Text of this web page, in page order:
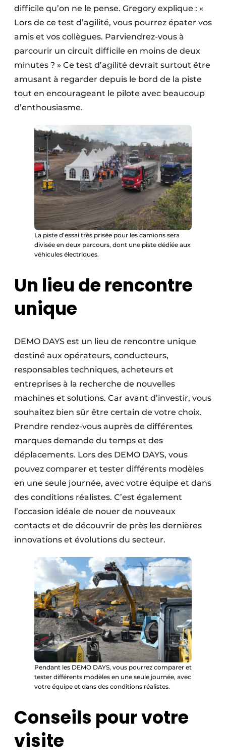
difficile qu’on ne le pense. Gregory explique : «
Lors de ce test d’agilité, vous pourrez épater vos
amis et vos collègues. Parviendrez-vous à
parcourir un circuit difficile en moins de deux
minutes ? » Ce test d’agilité devrait surtout être
amusant à regarder depuis le bord de la piste
tout en encourageant le pilote avec beaucoup
d’enthousiasme.
La piste d’essai très prisée pour les camions sera
divisée en deux parcours, dont une piste dédiée aux
véhicules électriques.
Un lieu de rencontre
unique
DEMO DAYS est un lieu de rencontre unique
destiné aux opérateurs, conducteurs,
responsables techniques, acheteurs et
entreprises à la recherche de nouvelles
machines et solutions. Car avant d’investir, vous
souhaitez bien sûr être certain de votre choix.
Prendre rendez-vous auprès de différentes
marques demande du temps et des
déplacements. Lors des DEMO DAYS, vous
pouvez comparer et tester différents modèles
en une seule journée, avec votre équipe et dans
des conditions réalistes. C’est également
l’occasion idéale de nouer de nouveaux
contacts et de découvrir de près les dernières
innovations et évolutions du secteur.
Pendant les DEMO DAYS, vous pourrez comparer et
tester différents modèles en une seule journée, avec
votre équipe et dans des conditions réalistes.
Conseils pour votre
visite